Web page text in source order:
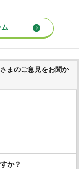
まのご意見をお聞か
か？